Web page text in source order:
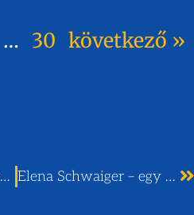
… 30 következő »
Kalandozások a nyelvek világában Elena Schwaiger – egy év a Neumannban nyelvi lektorként